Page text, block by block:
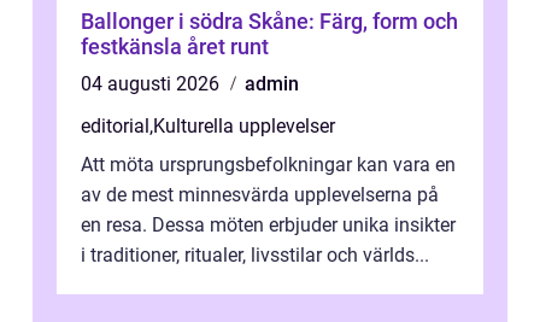
Ballonger i södra Skåne: Färg, form och
festkänsla året runt
04 augusti 2026
admin
editorial,Kulturella upplevelser
Att möta ursprungsbefolkningar kan vara en
av de mest minnesvärda upplevelserna på
en resa. Dessa möten erbjuder unika insikter
i traditioner, ritualer, livsstilar och världs...